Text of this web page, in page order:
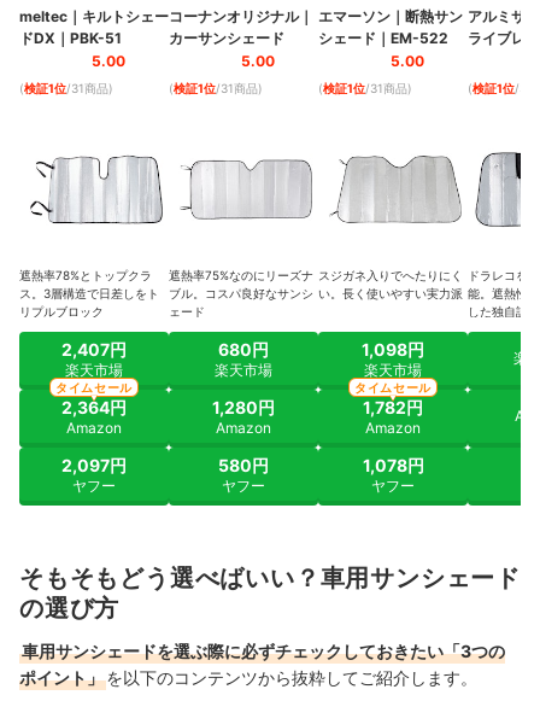
meltec ｜ キルトシェー
ドDX ｜ PBK-51
5.00
(検証1位/31商品)
遮熱率78%とトップクラ
ス。3層構造で日差しをト
リプルブロック
2,407円
楽天市場
2,364円
Amazon
タイムセール
2,097円
ヤフー
コーナンオリジナル｜
カーサンシェード
5.00
(検証1位/31商品)
遮熱率75%なのにリーズナ
ブル。コスパ良好なサンシ
ェード
680円
楽天市場
1,280円
Amazon
580円
ヤフー
エマーソン ｜ 断熱サン
シェード ｜ EM-522
5.00
(検証1位/31商品)
スジガネ入りでへたりにく
い。長く使いやすい実力派
1,098円
楽天市場
1,782円
Amazon
タイムセール
1,078円
ヤフー
アルミサ
ライブレ
(検証1位/31
ドラレコを
能。遮熱性
した独自設計
楽
そもそもどう選べばいい？車用サンシェード
の選び方
車用サンシェードを選ぶ際に必ずチェックしておきたい「3つの
ポイント」を以下のコンテンツから抜粋してご紹介します。